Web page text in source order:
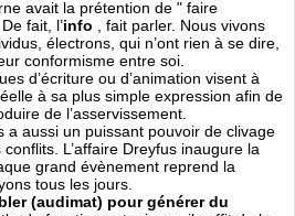
avait la prétention de " faire
fait, l’info , fait parler. Nous vivons
électrons, qui n’ont rien à se dire,
conformisme entre soi.
d’écriture ou d’animation visent à
à sa plus simple expression afin de
de l’asservissement.
a aussi un puissant pouvoir de clivage
L’affaire Dreyfus inaugure la
grand évènement reprend la
tous les jours.
(audimat) pour générer du